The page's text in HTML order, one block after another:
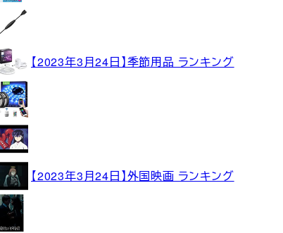
【2023年3月24日】季節用品 ランキング
【2023年3月24日】外国映画 ランキング